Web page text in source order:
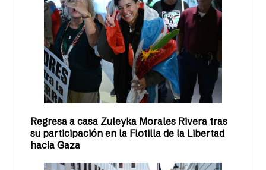
Regresa a casa Zuleyka Morales Rivera tras
su participación en la Flotilla de la Libertad
hacia Gaza